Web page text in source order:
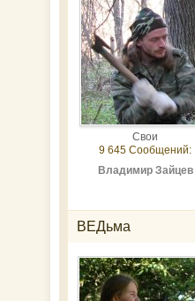
Свои
9 645 Сообщений:
Владимир Зайцев
ВЕДьма